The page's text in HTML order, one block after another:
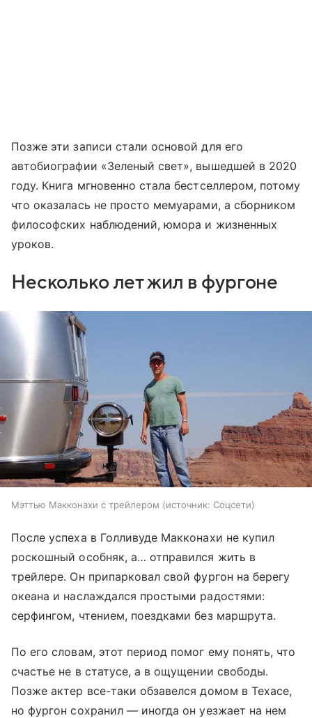
Позже эти записи стали основой для его
автобиографии «Зеленый свет», вышедшей в 2020
году. Книга мгновенно стала бестселлером, потому
что оказалась не просто мемуарами, а сборником
философских наблюдений, юмора и жизненных
уроков.
Несколько лет жил в фургоне
Мэттью Макконахи с трейлером источник: Соцсети
После успеха в Голливуде Макконахи не купил
роскошный особняк, а… отправился жить в
трейлере. Он припарковал свой фургон на берегу
океана и наслаждался простыми радостями:
серфингом, чтением, поездками без маршрута.
По его словам, этот период помог ему понять, что
счастье не в статусе, а в ощущении свободы.
Позже актер все-таки обзавелся домом в Техасе,
но фургон сохранил — иногда он уезжает на нем